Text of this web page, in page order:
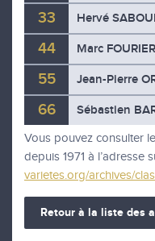
3 Hervé
4 Marc FOURIER
5 Jean-Pierre
6 Sébastien
Vous pouvez consulter
depuis 1971 à l’adresse
varietes.org/archives/
Retour à la liste des